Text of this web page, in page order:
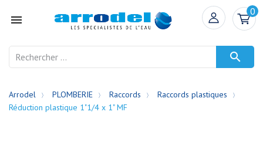

0

Arrodel PLOMBERIE Raccords
Raccords plastiques
Réduction plastique 1"1/4 x 1" MF